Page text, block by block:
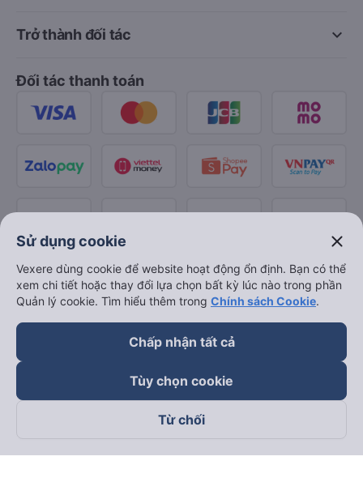
keyboard_arrow_down
Trở thành đối tác
Đối tác thanh toán
Theo dõi chúng tôi trên
Sử dụng cookie close
Vexere dùng cookie để website hoạt động ổn định. Bạn có thể
xem chi tiết hoặc thay đổi lựa chọn bất kỳ lúc nào trong phần
Quản lý cookie. Tìm hiểu thêm trong Chính sách Cookie.
Chấp nhận tất cả
Tùy chọn cookie
Từ chối